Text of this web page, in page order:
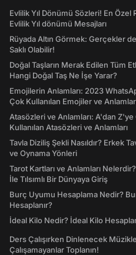
Evlilik Yıl Dönümü Sözleri! En
Evlilik Yıl dönümü Mesajları
Rüyada Altın Görmek: Gerçekler
Saklı Olabilir!
Doğal Taşların Merak Edilen Tüm
Hangi Doğal Taş Ne İşe Yarar?
Emojilerin Anlamları: 2023
Çok Kullanılan Emojiler ve
Atasözleri ve Anlamları: A'dan Z'ye
Kullanılan Atasözleri ve Anlamları
Tavla Diziliş Şekli Nasıldır? Erkek
ve Oynama Yönleri
Tarot Kartları ve Anlamları
İle Tılsımlı Bir Dünyaya Giriş
Burç Uyumu Hesaplama Nedir?
Hesaplanır?
İdeal Kilo Nedir? İdeal Kilo
Ders Çalışırken Dinlenecek
Çalışamayanlar Toplanın!